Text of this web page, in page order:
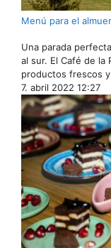
Menú para el
Una parada
al sur. El Café de la
productos frescos
7. abril 2022 12:27